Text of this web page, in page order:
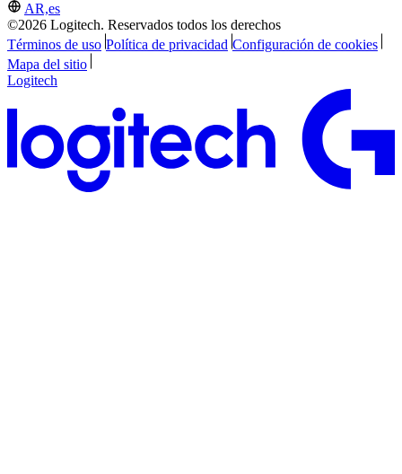
AR,es
©2026 Logitech. Reservados todos los derechos
Términos de uso Política de privacidad Configuración de cookies
Mapa del sitio
Logitech